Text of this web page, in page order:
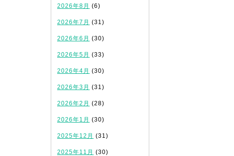
2026年8月 (6)
2026年7月 (31)
2026年6月 (30)
2026年5月 (33)
2026年4月 (30)
2026年3月 (31)
2026年2月 (28)
2026年1月 (30)
2025年12月 (31)
2025年11月 (30)